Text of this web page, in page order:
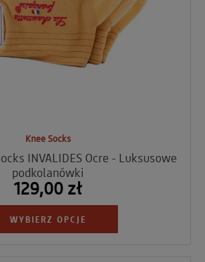
Knee Socks
INVALIDES Ocre - Luksusowe
podkolanówki
129,00 zł
WYBIERZ OPCJE